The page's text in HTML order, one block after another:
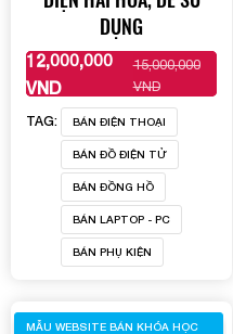
DỤNG
12,000,000
VND
15,000,000
VND
XEM THÊM
TAG: BÁN ĐIỆN THOẠI
BÁN ĐỒ ĐIỆN TỬ
BÁN ĐỒNG HỒ
BÁN LAPTOP - PC
BÁN PHỤ KIỆN
MẪU WEBSITE BÁN KHÓA HỌC